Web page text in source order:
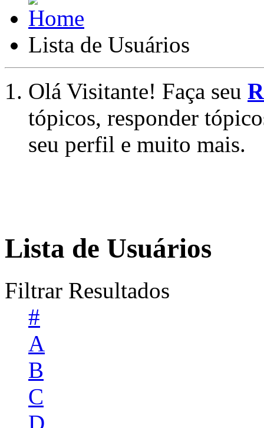
Lista de Usuários
Olá Visitante! Faça seu
tópicos, responder
seu perfil e muito mais.
Lista de Usuários
Filtrar Resultados
#
A
B
C
D